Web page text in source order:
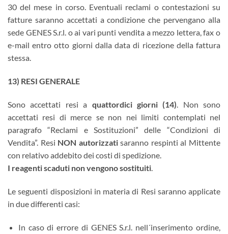
30 del mese in corso. Eventuali reclami o contestazioni su
fatture saranno accettati a condizione che pervengano alla
sede GENES S.r.l. o ai vari punti vendita a mezzo lettera, fax o
e-mail entro otto giorni dalla data di ricezione della fattura
stessa.
13) RESI GENERALE
Sono accettati resi a quattordici giorni (14). Non sono
accettati resi di merce se non nei limiti contemplati nel
paragrafo “Reclami e Sostituzioni” delle “Condizioni di
Vendita”. Resi NON autorizzatisaranno respinti al Mittente
con relativo addebito dei costi di spedizione.
I reagenti scaduti non vengono sostituiti.
Le seguenti disposizioni in materia di Resi saranno applicate
in due differenti casi:
In caso di errore di GENES S.r.l. nell´inserimento ordine,